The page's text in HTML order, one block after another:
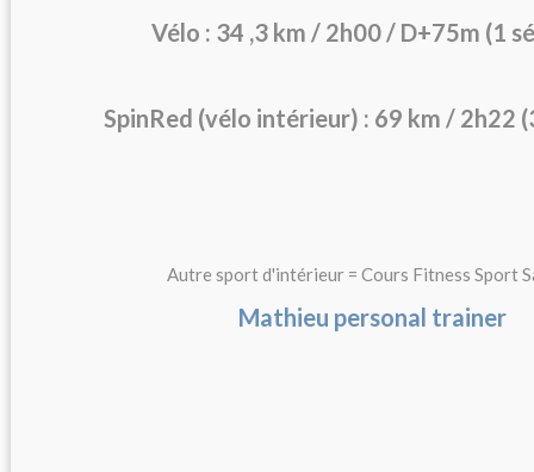
Vélo : 34 ,3 km / 2h00 / D+75m (1
SpinRed (vélo intérieur) : 69 km / 2h22
Autre sport d'intérieur = Cours Fitness
Mathieu personal trainer